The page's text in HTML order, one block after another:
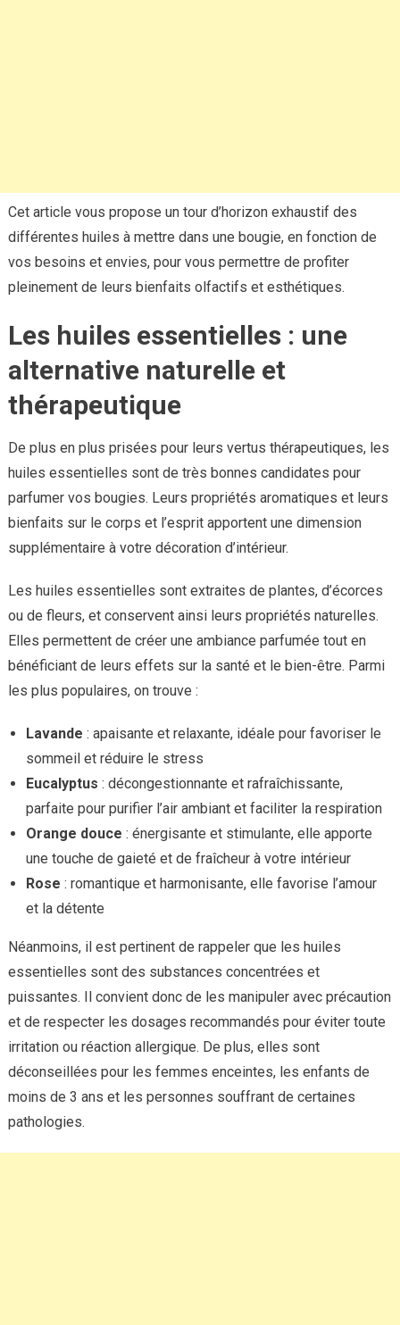
Cet article vous propose un tour d’horizon exhaustif des
différentes huiles à mettre dans une bougie, en fonction de
vos besoins et envies, pour vous permettre de profiter
pleinement de leurs bienfaits olfactifs et esthétiques.
Les huiles essentielles : une
alternative naturelle et
thérapeutique
De plus en plus prisées pour leurs vertus thérapeutiques, les
huiles essentielles sont de très bonnes candidates pour
parfumer vos bougies. Leurs propriétés aromatiques et leurs
bienfaits sur le corps et l’esprit apportent une dimension
supplémentaire à votre décoration d’intérieur.
Les huiles essentielles sont extraites de plantes, d’écorces
ou de fleurs, et conservent ainsi leurs propriétés naturelles.
Elles permettent de créer une ambiance parfumée tout en
bénéficiant de leurs effets sur la santé et le bien-être. Parmi
les plus populaires, on trouve :
Lavande : apaisante et relaxante, idéale pour favoriser le
sommeil et réduire le stress
Eucalyptus : décongestionnante et rafraîchissante,
parfaite pour purifier l’air ambiant et faciliter la respiration
Orange douce : énergisante et stimulante, elle apporte
une touche de gaieté et de fraîcheur à votre intérieur
Rose : romantique et harmonisante, elle favorise l’amour
et la détente
Néanmoins, il est pertinent de rappeler que les huiles
essentielles sont des substances concentrées et
puissantes. Il convient donc de les manipuler avec précaution
et de respecter les dosages recommandés pour éviter toute
irritation ou réaction allergique. De plus, elles sont
déconseillées pour les femmes enceintes, les enfants de
moins de 3 ans et les personnes souffrant de certaines
pathologies.